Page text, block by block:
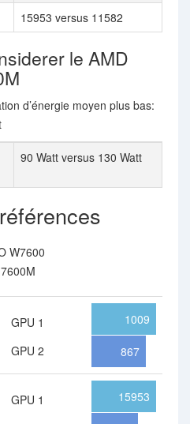
15953 versus 11582
le AMD
d’énergie moyen plus bas:
90 Watt versus 130 Watt
W7600
GPU 1
GPU 2
1009
867
GPU 1
15953